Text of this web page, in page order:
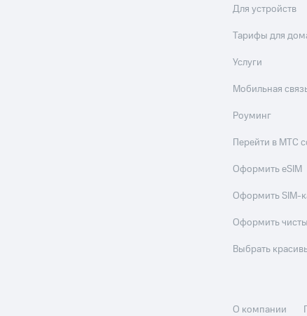
Для устройств
Тарифы для
Услуги
Мобильная
Роуминг
Перейти в МТС
Оформить eSIM
Оформить SIM-
Оформить
Выбрать
О компании